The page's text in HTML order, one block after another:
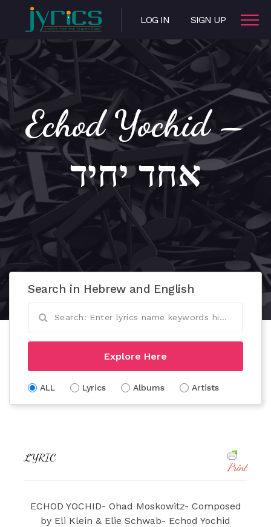
LOG IN SIGN UP
Echod Yochid –
אחד יחיד
Search in Hebrew and English
Explore Here
ALL Lyrics Albums Artists
LYRIC
Print
ECHOD YOCHID- Ohad Moskowitz- Composed
by Eli Klein & Elie Schwab- Echod Yochid